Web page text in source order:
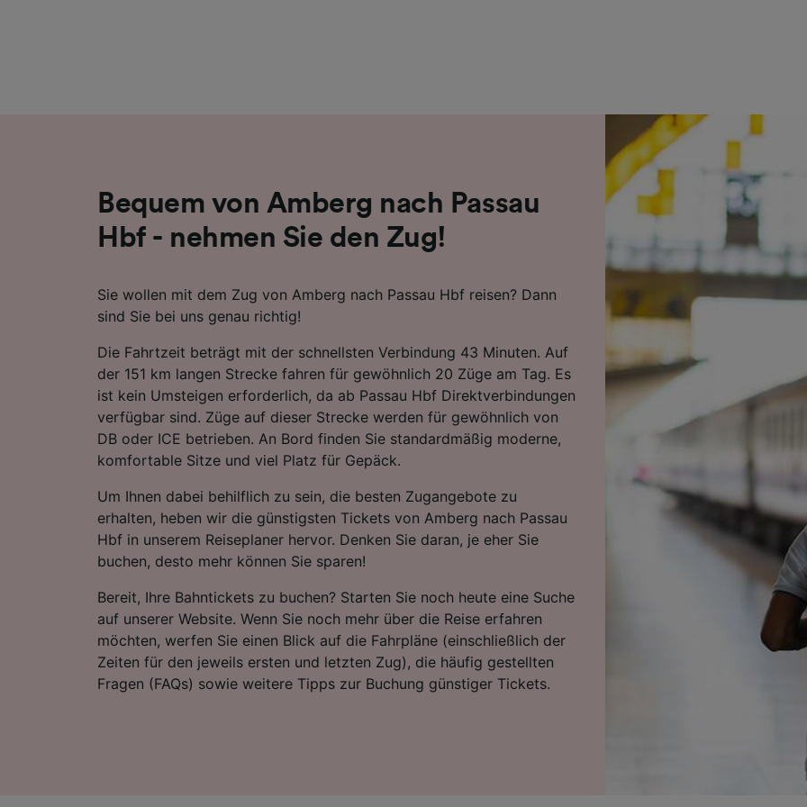
Bequem von Amberg nach Passau
Hbf - nehmen Sie den Zug!
Sie wollen mit dem Zug von Amberg nach Passau Hbf reisen? Dann
sind Sie bei uns genau richtig!
Die Fahrtzeit beträgt mit der schnellsten Verbindung 43 Minuten. Auf
der 151 km langen Strecke fahren für gewöhnlich 20 Züge am Tag. Es
ist kein Umsteigen erforderlich, da ab Passau Hbf Direktverbindungen
verfügbar sind. Züge auf dieser Strecke werden für gewöhnlich von
DB oder ICE betrieben. An Bord finden Sie standardmäßig moderne,
komfortable Sitze und viel Platz für Gepäck.
Um Ihnen dabei behilflich zu sein, die besten Zugangebote zu
erhalten, heben wir die günstigsten Tickets von Amberg nach Passau
Hbf in unserem Reiseplaner hervor. Denken Sie daran, je eher Sie
buchen, desto mehr können Sie sparen!
Bereit, Ihre Bahntickets zu buchen? Starten Sie noch heute eine Suche
auf unserer Website. Wenn Sie noch mehr über die Reise erfahren
möchten, werfen Sie einen Blick auf die Fahrpläne (einschließlich der
Zeiten für den jeweils ersten und letzten Zug), die häufig gestellten
Fragen (FAQs) sowie weitere Tipps zur Buchung günstiger Tickets.